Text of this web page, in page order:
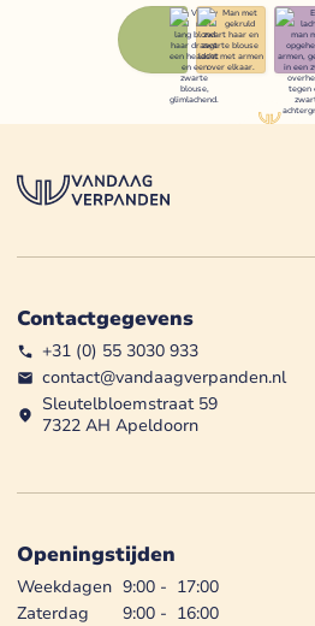
Contactgegevens
+31 (0) 55 3030 933
contact@vandaagverpanden.nl
Sleutelbloemstraat 59
7322 AH Apeldoorn
Openingstijden
Weekdagen 9:00 - 17:00
Zaterdag
9:00 - 16:00